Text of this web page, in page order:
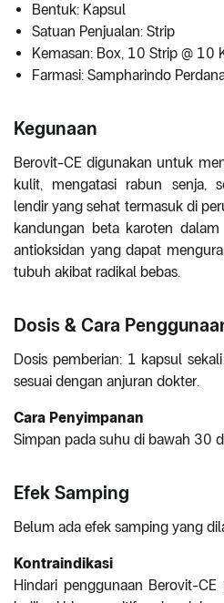
Bentuk: Kapsul
Satuan Penjualan: Strip
Kemasan: Box, 10 Strip @ 10
Farmasi: Sampharindo
Kegunaan
Berovit-CE digunakan untuk
kulit, mengatasi rabun senja,
lendir yang sehat termasuk di
kandungan beta karoten
antioksidan yang dapat
tubuh akibat radikal bebas.
Dosis & Cara
Dosis pemberian: 1 kapsul
sesuai dengan anjuran dokter.
Cara Penyimpanan
Simpan pada suhu di bawah 30
Efek Samping
Belum ada efek samping yang
Kontraindikasi
Hindari penggunaan Berovit-